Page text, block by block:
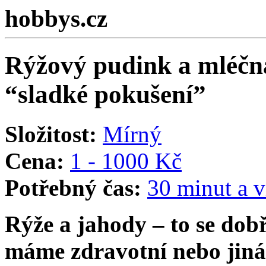
hobbys.cz
Rýžový pudink a
“sladké pokušení”
Složitost: Mírný
Cena: 1 - 1000 Kč
Potřebný čas: 30 minut a
Rýže a jahody – to se
máme zdravotní nebo